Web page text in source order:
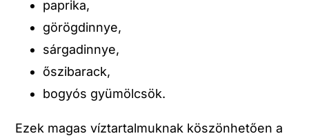
paprika,
görögdinnye,
sárgadinnye,
őszibarack,
bogyós gyümölcsök.
Ezek magas víztartalmuknak köszönhetően a